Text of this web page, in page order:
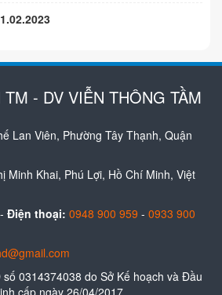
- DV VIỄN THÔNG TẦM
Lan Viên, Phường Tây Thạnh, Quận
Minh Khai, Phú Lợi, Hồ Chí Minh, Việt
- Điện thoại: 0948 900 959 - 0933 900
0314374038 do Sở Kế hoạch và Đầu